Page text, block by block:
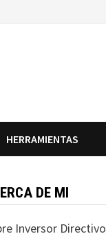
HERRAMIENTAS
DE MI
Inversor Directivo